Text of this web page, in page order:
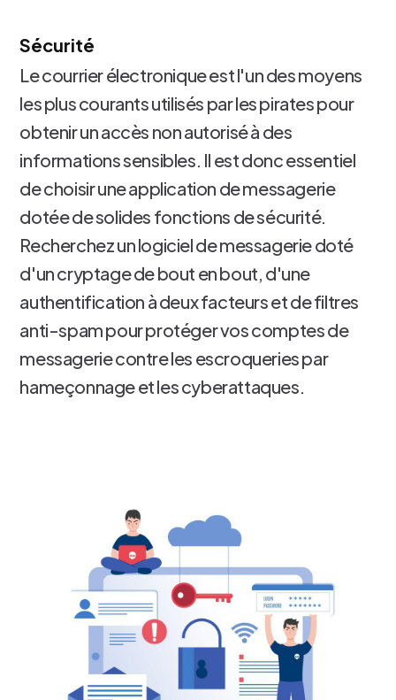
Sécurité
Le courrier électronique est l'un des moyens
les plus courants utilisés par les pirates pour
obtenir un accès non autorisé à des
informations sensibles. Il est donc essentiel
de choisir une application de messagerie
dotée de solides fonctions de sécurité.
Recherchez un logiciel de messagerie doté
d'un cryptage de bout en bout, d'une
authentification à deux facteurs et de filtres
anti-spam pour protéger vos comptes de
messagerie contre les escroqueries par
hameçonnage et les cyberattaques.